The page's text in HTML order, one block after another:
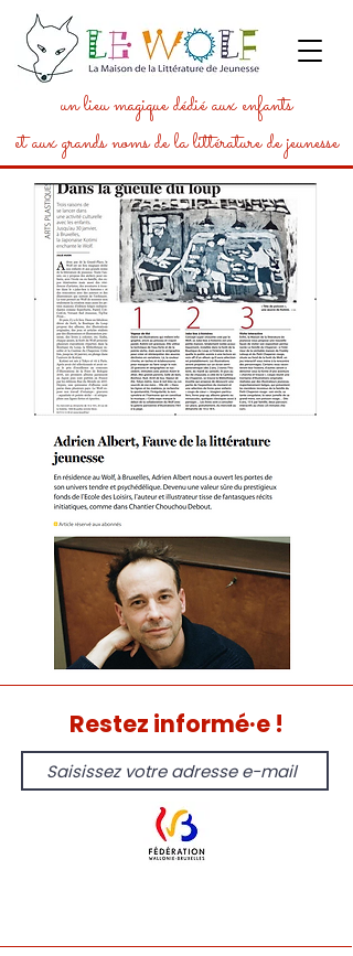
un lieu magique dédié aux enfants
et aux grands noms de la littérature de jeunesse
Restez informé·e !